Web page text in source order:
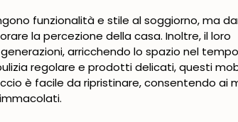
funzionalità e stile al soggiorno, ma
la percezione della casa. Inoltre, il loro
arricchendo lo spazio nel
regolare e prodotti delicati, questi
è facile da ripristinare, consentendo ai